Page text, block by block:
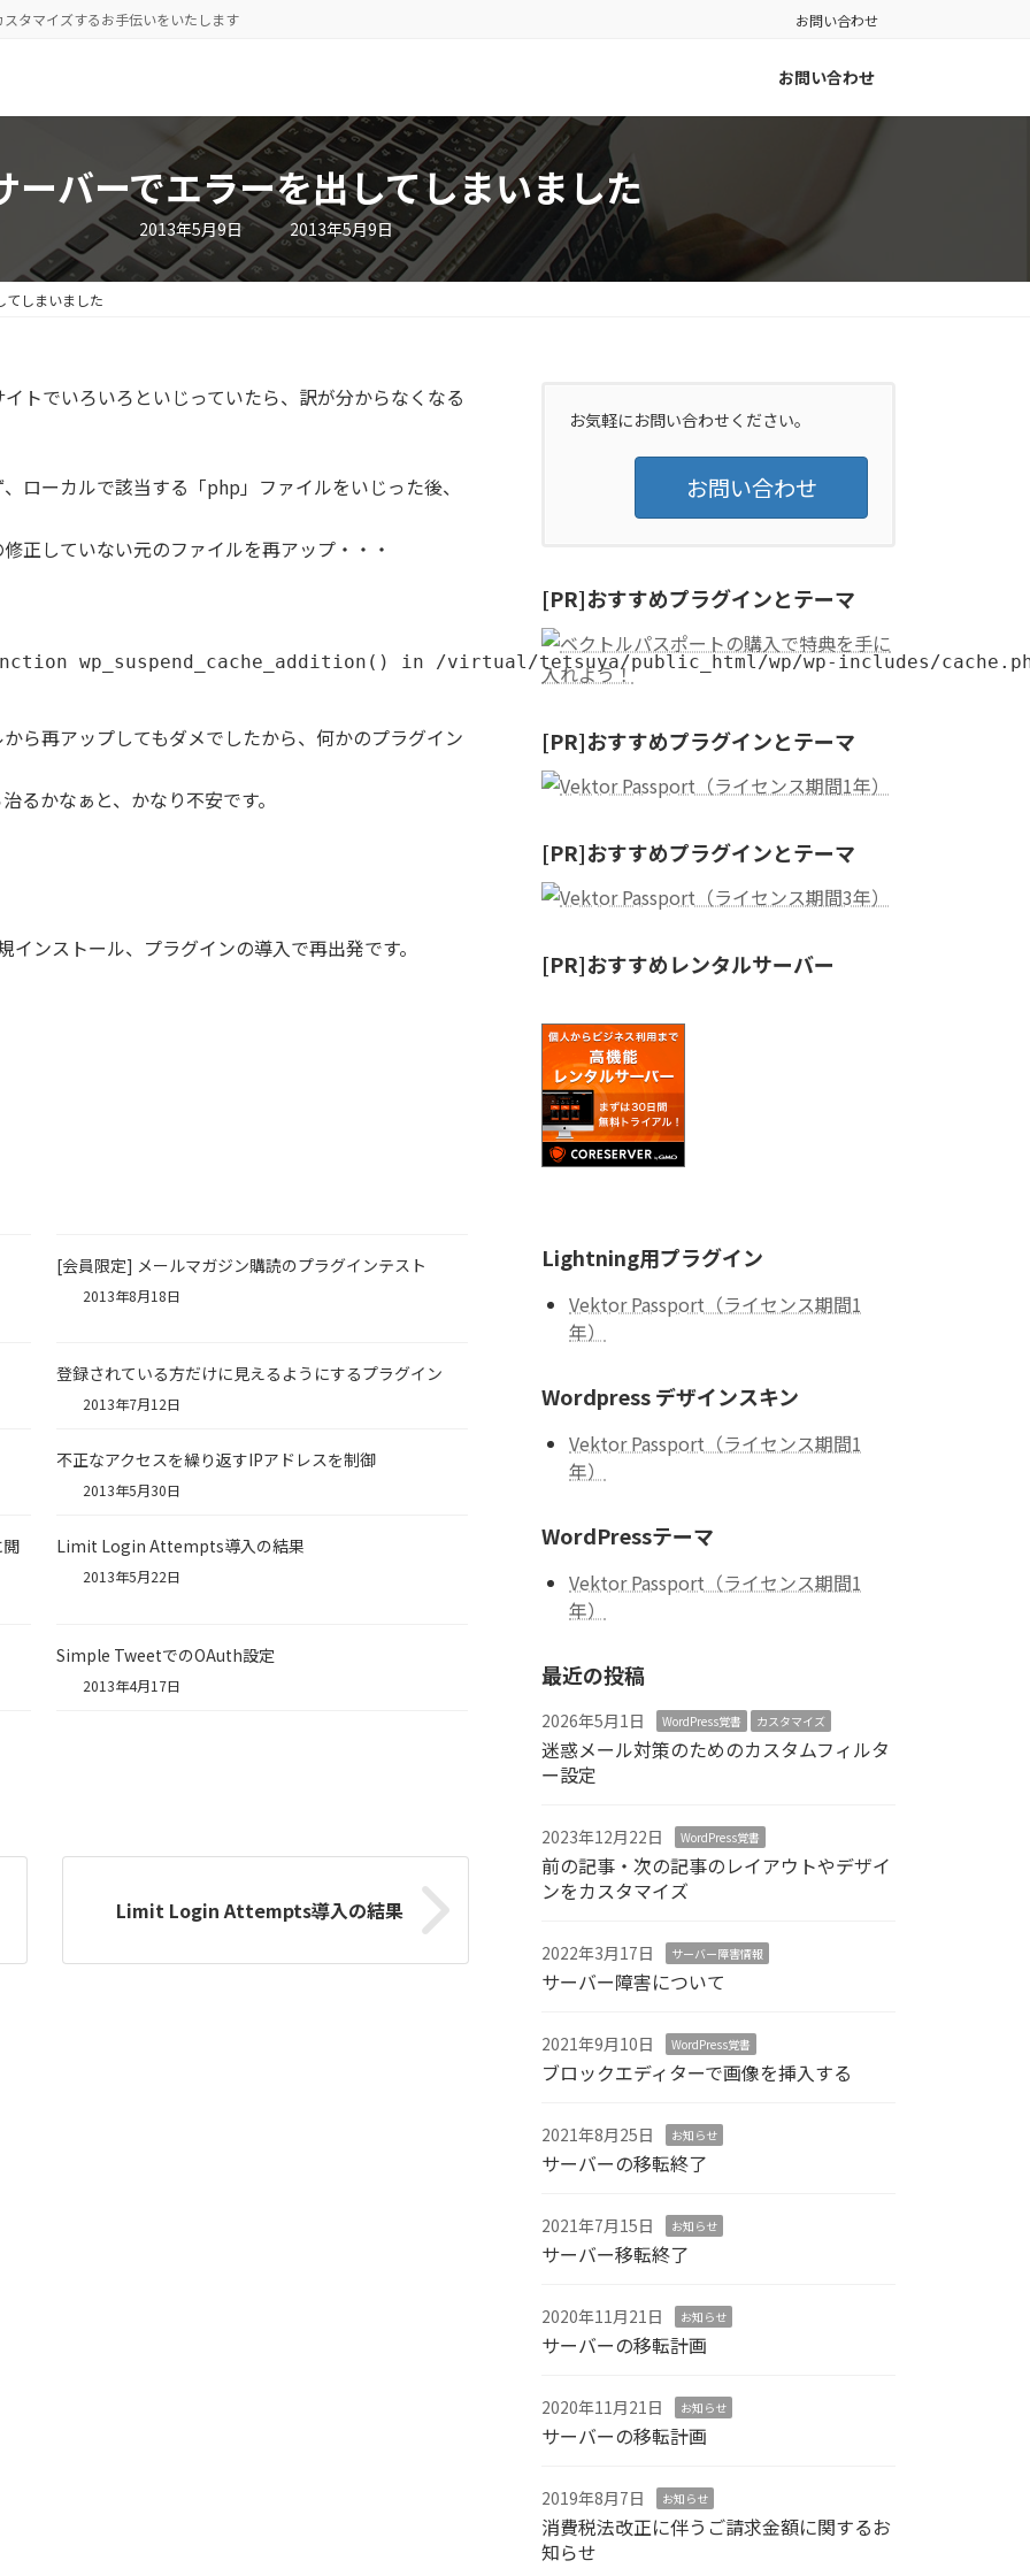
タマイズするお手伝いをいたします お問い合わせ
お問い合わせ
ーバーでエラーを出してしまいました
2013年5月9日 最
終
更
新
2013年5月9日
てしまいました
トでいろいろといじっていたら、訳が分からなくなる
ローカルで該当する「php」ファイルをいじった後、
正していない元のファイルを再アップ・・・
wp_suspend_cache_addition() in /virtual/tetsuya/public_html/wp/wp-includes/
ら再アップしてもダメでしたから、何かのプラグイン
るかなぁと、かなり不安です。
ンストール、プラグインの導入で再出発です。
[会員限定] メールマガジン購読のプラグインテスト
2013年8月18日
登録されている方だけに見えるようにするプラグイン
2013年7月12日
不正なアクセスを繰り返すIPアドレスを制御
2013年5月30日
Limit Login Attempts導入の結果
2013年5月22日
Simple TweetでのOAuth設定
2013年4月17日
Limit Login Attempts導入の結果
お気軽にお問い合わせください。
お問い合わせ
[PR]おすすめプラグインとテーマ
[PR]おすすめプラグインとテーマ
[PR]おすすめプラグインとテーマ
[PR]おすすめレンタルサーバー
Lightning用プラグイン
Vektor Passport（ライセンス期間1
年）
Wordpress デザインスキン
Vektor Passport（ライセンス期間1
年）
WordPressテーマ
Vektor Passport（ライセンス期間1
年）
最近の投稿
2026年5月1日 WordPress覚書 カスタマイズ
迷惑メール対策のためのカスタムフィルタ
ー設定
2023年12月22日 WordPress覚書
前の記事・次の記事のレイアウトやデザイ
ンをカスタマイズ
2022年3月17日 サーバー障害情報
サーバー障害について
2021年9月10日 WordPress覚書
ブロックエディターで画像を挿入する
2021年8月25日 お知らせ
サーバーの移転終了
2021年7月15日 お知らせ
サーバー移転終了
2020年11月21日 お知らせ
サーバーの移転計画
2020年11月21日 お知らせ
サーバーの移転計画
2019年8月7日 お知らせ
消費税法改正に伴うご請求金額に関するお
知らせ